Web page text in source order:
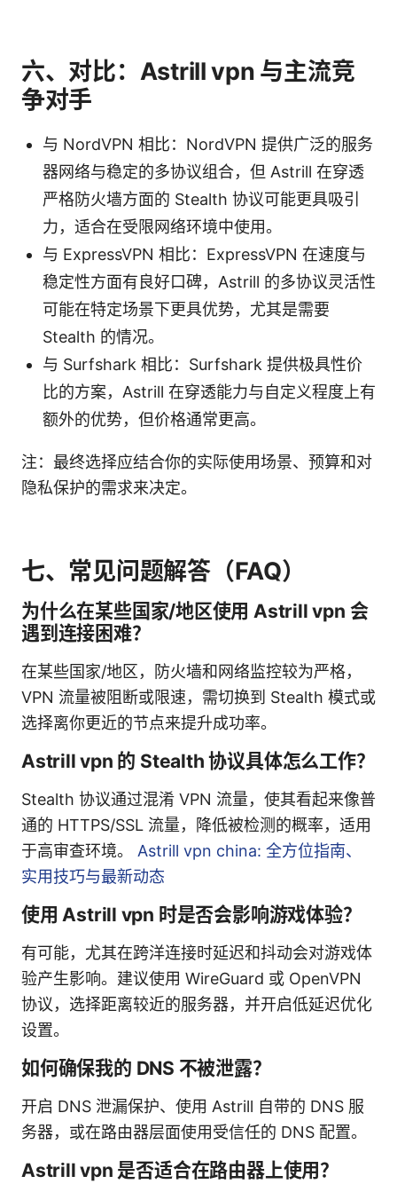
六、对比：Astrill vpn 与主流竞
争对手
与 NordVPN 相比：NordVPN 提供广泛的服务
器网络与稳定的多协议组合，但 Astrill 在穿透
严格防火墙方面的 Stealth 协议可能更具吸引
力，适合在受限网络环境中使用。
与 ExpressVPN 相比：ExpressVPN 在速度与
稳定性方面有良好口碑，Astrill 的多协议灵活性
可能在特定场景下更具优势，尤其是需要
Stealth 的情况。
与 Surfshark 相比：Surfshark 提供极具性价
比的方案，Astrill 在穿透能力与自定义程度上有
额外的优势，但价格通常更高。
注：最终选择应结合你的实际使用场景、预算和对
隐私保护的需求来决定。
七、常见问题解答（FAQ）
为什么在某些国家/地区使用 Astrill vpn 会
遇到连接困难？
在某些国家/地区，防火墙和网络监控较为严格，
VPN 流量被阻断或限速，需切换到 Stealth 模式或
选择离你更近的节点来提升成功率。
Astrill vpn 的 Stealth 协议具体怎么工作？
Stealth 协议通过混淆 VPN 流量，使其看起来像普
通的 HTTPS/SSL 流量，降低被检测的概率，适用
于高审查环境。 Astrill vpn china: 全方位指南、
实用技巧与最新动态
使用 Astrill vpn 时是否会影响游戏体验？
有可能，尤其在跨洋连接时延迟和抖动会对游戏体
验产生影响。建议使用 WireGuard 或 OpenVPN
协议，选择距离较近的服务器，并开启低延迟优化
设置。
如何确保我的 DNS 不被泄露？
开启 DNS 泄漏保护、使用 Astrill 自带的 DNS 服
务器，或在路由器层面使用受信任的 DNS 配置。
Astrill vpn 是否适合在路由器上使用？